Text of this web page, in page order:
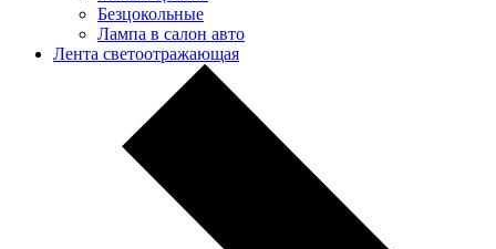
Безцокольные
Лампа в салон авто
Лента светоотражающая